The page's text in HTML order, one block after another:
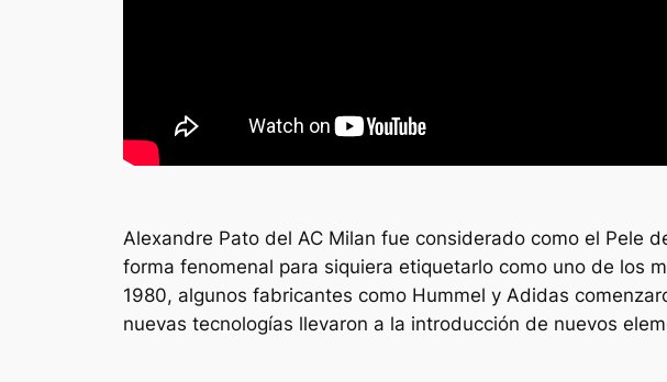
Alexandre Pato del AC Milan fue considerado como el Pele
forma fenomenal para siquiera etiquetarlo como uno de los
1980, algunos fabricantes como Hummel y Adidas
nuevas tecnologías llevaron a la introducción de nuevos